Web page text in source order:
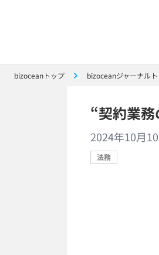
bizoceanトップ bizoceanジャーナル
“契約業
2024年10月
法務